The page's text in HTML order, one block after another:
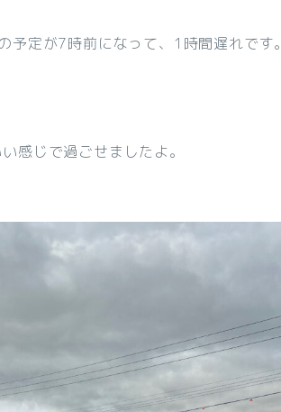
定が7時前になって、1時間遅れです。
感じで過ごせましたよ。